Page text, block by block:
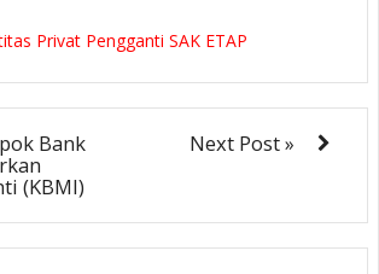
Privat Pengganti SAK ETAP
Bank
(KBMI)
Next Post »